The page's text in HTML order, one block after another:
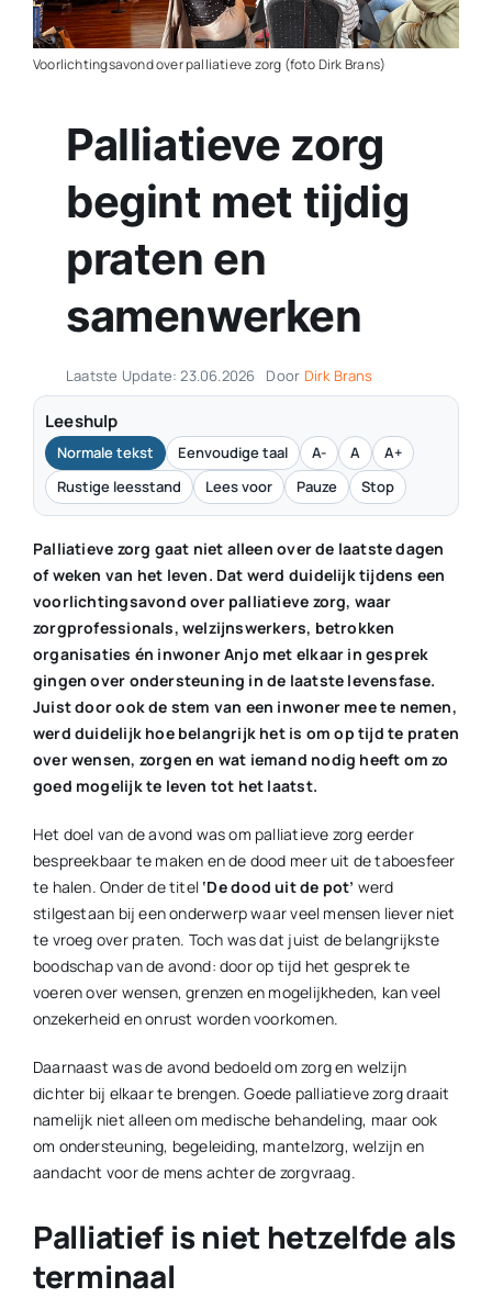
Contact
Voorlichtingsavond over palliatieve zorg (foto Dirk Brans)
Palliatieve zorg
begint met tijdig
praten en
samenwerken
Laatste Update: 23.06.2026 Door Dirk Brans
Leeshulp
Normale tekst Eenvoudige taal A- A
A+
Rustige leesstand
Lees voor Pauze Stop
Palliatieve zorg gaat niet alleen over de laatste dagen
of weken van het leven. Dat werd duidelijk tijdens een
voorlichtingsavond over palliatieve zorg, waar
zorgprofessionals, welzijnswerkers, betrokken
organisaties én inwoner Anjo met elkaar in gesprek
gingen over ondersteuning in de laatste levensfase.
Juist door ook de stem van een inwoner mee te nemen,
werd duidelijk hoe belangrijk het is om op tijd te praten
over wensen, zorgen en wat iemand nodig heeft om zo
goed mogelijk te leven tot het laatst.
Het doel van de avond was om palliatieve zorg eerder
bespreekbaar te maken en de dood meer uit de taboesfeer
te halen. Onder de titel ‘De dood uit de pot’ werd
stilgestaan bij een onderwerp waar veel mensen liever niet
te vroeg over praten. Toch was dat juist de belangrijkste
boodschap van de avond: door op tijd het gesprek te
voeren over wensen, grenzen en mogelijkheden, kan veel
onzekerheid en onrust worden voorkomen.
Daarnaast was de avond bedoeld om zorg en welzijn
dichter bij elkaar te brengen. Goede palliatieve zorg draait
namelijk niet alleen om medische behandeling, maar ook
om ondersteuning, begeleiding, mantelzorg, welzijn en
aandacht voor de mens achter de zorgvraag.
Palliatief is niet hetzelfde als
terminaal